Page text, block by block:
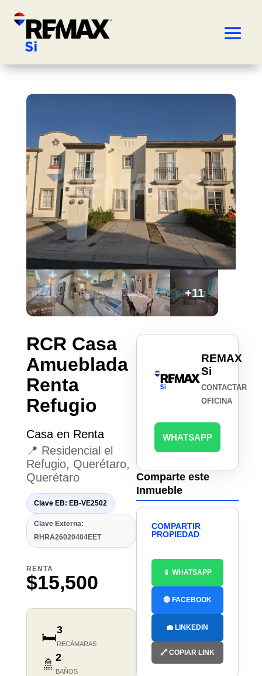
+11
RCR Casa
Amueblada
Renta
Refugio
Casa en Renta
📍 Residencial el
Refugio, Querétaro,
Querétaro
Clave EB: EB-VE2502
Clave Externa:
RHRA26020404EET
RENTA
$15,500
🛏️3
RECÁMARAS
🚿 2
BAÑOS
REMAX
Si
CONTACTAR
OFICINA
WHATSAPP
Comparte este
Inmueble
COMPARTIR
PROPIEDAD
📱 WHATSAPP
🔵 FACEBOOK
💼 LINKEDIN
🔗 COPIAR LINK